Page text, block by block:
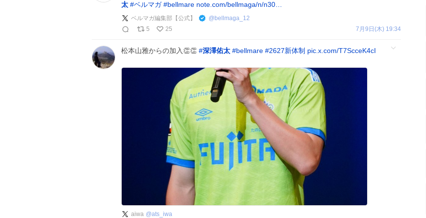
太 #ベルマガ #bellmare note.com/bellmaga/n/n30…
ベルマガ編集部【公式】 @ bellmaga_12
5
25 7月9日(木) 19:34
松本山雅からの加入👏👏 #深澤佑太 #bellmare #2627新体制 pic.x.com/T7ScceK4cI
aiwa @ats_iwa